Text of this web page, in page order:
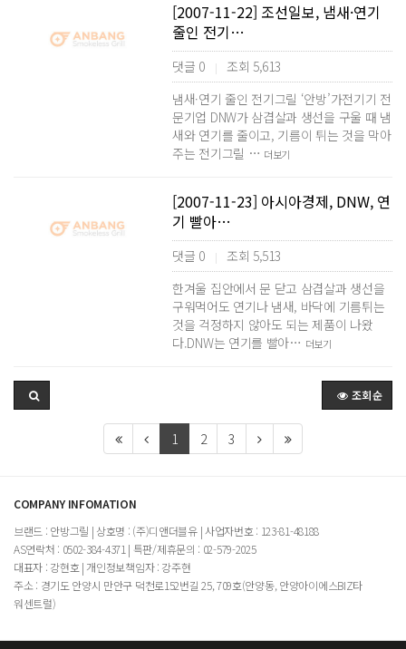
[2007-11-22] 조선일보, 냄새·연기
줄인 전기…
댓글 0 |
조회 5,613
냄새·연기 줄인 전기그릴 ‘안방’가전기기 전
문기업 DNW가 삼겹살과 생선을 구울 때 냄
새와 연기를 줄이고, 기름이 튀는 것을 막아
주는 전기그릴 … 더보기
[2007-11-23] 아시아경제, DNW, 연
기 빨아…
댓글 0 |
조회 5,513
한겨울 집안에서 문 닫고 삼겹살과 생선을
구워먹어도 연기나 냄새, 바닥에 기름튀는
것을 걱정하지 않아도 되는 제품이 나왔
다.DNW는 연기를 빨아… 더보기
조회순
1 2 3
COMPANY INFOMATION
브랜드 : 안방그릴 | 상호명 : (주)디앤더블유 | 사업자번호 : 123-81-48188
AS연락처 : 0502-384-4371 | 특판/제휴문의 : 02-579-2025
대표자 : 강현호 | 개인정보책임자 : 강주현
주소 : 경기도 안양시 만안구 덕천로152번길 25, 709호(안양동, 안양아이에스BIZ타
워센트럴)